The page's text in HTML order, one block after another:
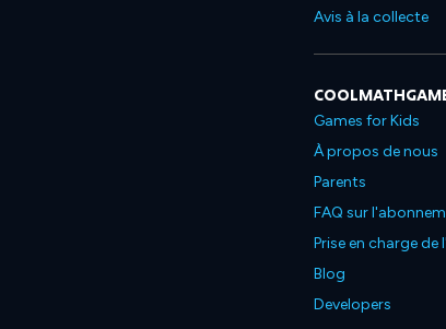
Avis à la collecte
Games for Kids
À propos de nous
Parents
FAQ sur
Prise en charge
Blog
Developers